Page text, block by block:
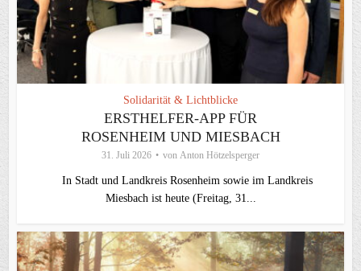
Solidarität & Lichtblicke
ERSTHELFER-APP FÜR
ROSENHEIM UND MIESBACH
31. Juli 2026 von Anton Hötzelsperger
In Stadt und Landkreis Rosenheim sowie im Landkreis
Miesbach ist heute (Freitag, 31...